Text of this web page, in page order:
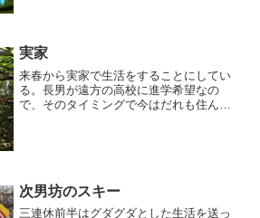
したので、入学まで私が帰...
実家
来春から実家で生活をすることにしてい
る。長男が遠方の高校に進学希望なの
で、そのタイミングで今はだれも住んで
次男坊のスキー
三連休前半はグダグダとした生活を送っ